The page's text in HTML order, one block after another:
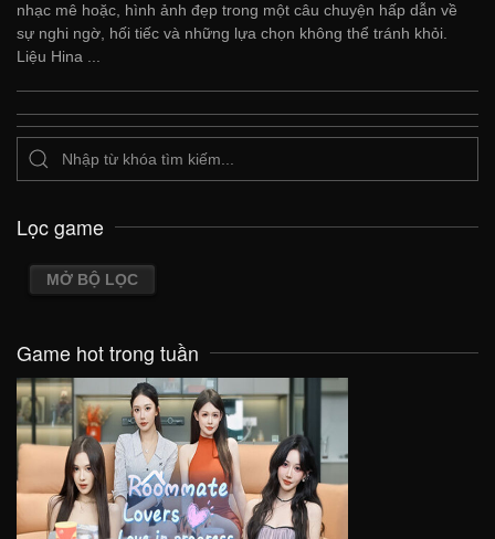
nhạc mê hoặc, hình ảnh đẹp trong một câu chuyện hấp dẫn về
sự nghi ngờ, hối tiếc và những lựa chọn không thể tránh khỏi.
Liệu Hina ...
Lọc game
MỞ BỘ LỌC
Game hot trong tuần
VIEW